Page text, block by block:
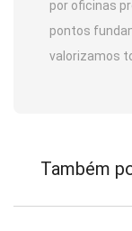
por oficinas
pontos
valorizamos
Também